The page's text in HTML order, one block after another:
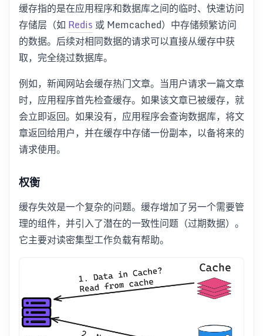
缓存指的是在应用程序和数据库之间的临时、快速访问
存储层（如 Redis 或 Memcached）中存储频繁访问
的数据。后续对相同数据的请求可以直接从缓存中获
取，完全绕过数据库。
例如，新闻网站会缓存热门文章。当用户请求一篇文章
时，应用程序首先检查缓存。如果该文章已被缓存，就
会立即返回。如果没有，应用程序会查询数据库，将文
章返回给用户，并在缓存中存储一份副本，以备将来的
请求使用。
权衡
缓存失效是一个复杂的问题。缓存增加了另一个需要管
理的组件，并引入了潜在的一致性问题（过期数据）。
它主要对读密集型工作负载有帮助。